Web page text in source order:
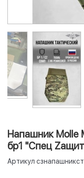
Напашник Molle
бр1 "Спец
Артикул